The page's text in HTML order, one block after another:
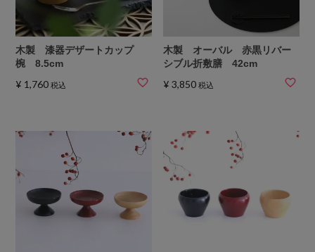
木製 漆器デザートカップ
椀 8.5cm
¥ 1,760 税込
木製 オーバル 赤黒リバー
シブル折敷膳 42cm
¥ 3,850 税込